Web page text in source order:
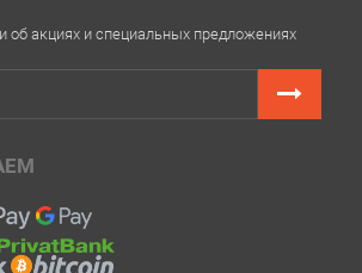
об акциях и специальных предложениях